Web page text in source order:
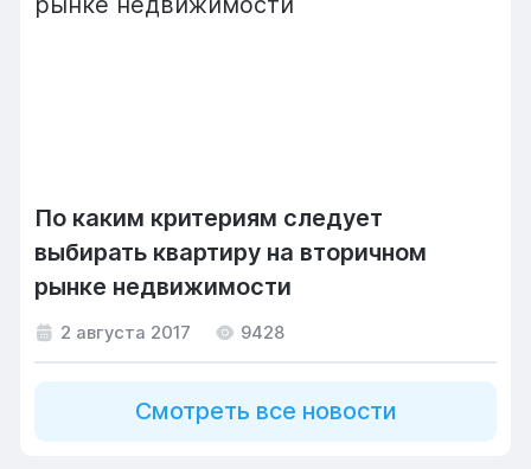
По каким критериям следует
выбирать квартиру на вторичном
рынке недвижимости
2 августа 2017 9428
Смотреть все новости